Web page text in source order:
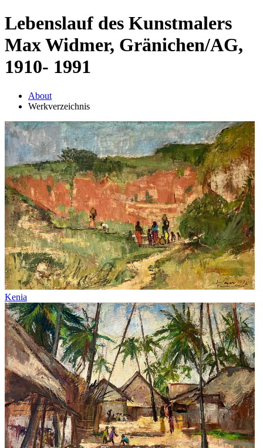
Lebenslauf des Kunstmalers
Max Widmer, Gränichen/AG,
1910- 1991
About
Werkverzeichnis
Kenia